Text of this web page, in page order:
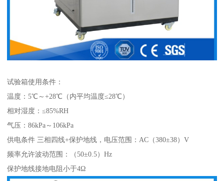
试验箱使用条件：
温度：5℃～+28℃（内平均温度≤28℃）
相对湿度：≤85%RH
气压：86kPa～106kPa
供电条件 三相四线+保护地线，电压范围：AC（380±38）V
频率允许波动范围：（50±0.5）Hz
保护地线接地电阻小于4Ω